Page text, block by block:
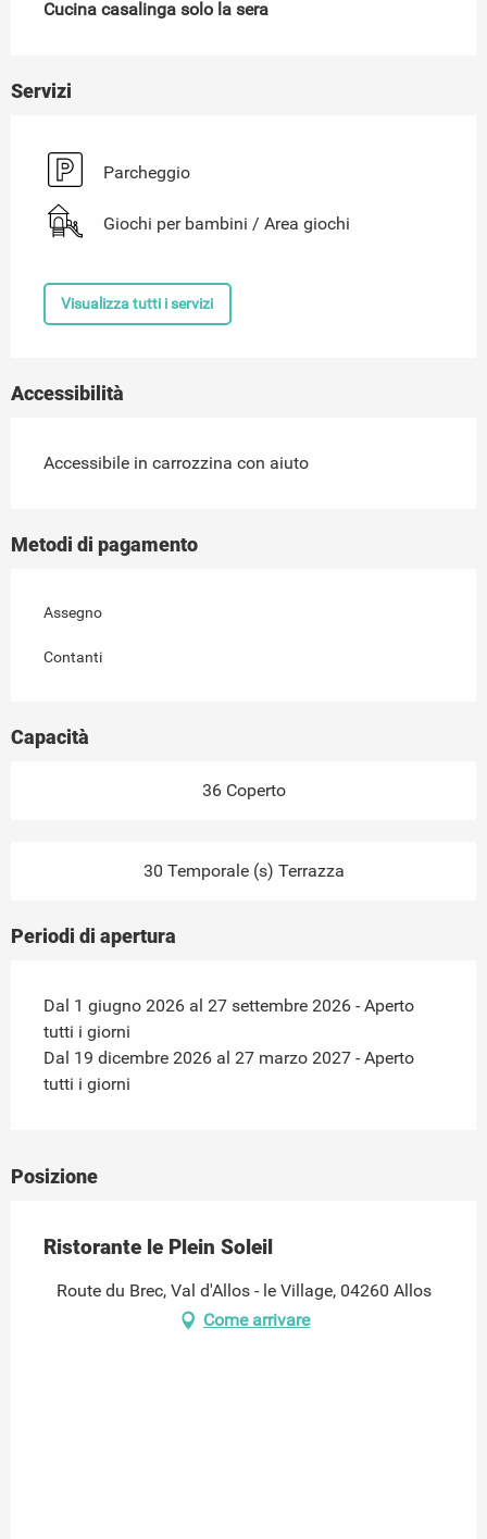
Cucina casalinga solo la sera
Servizi
Parcheggio
Giochi per bambini / Area giochi
Visualizza tutti i servizi
Accessibilità
Accessibile in carrozzina con aiuto
Metodi di pagamento
Assegno
Contanti
Capacità
36 Coperto
30 Temporale (s) Terrazza
Periodi di apertura
Dal 1 giugno 2026 al 27 settembre 2026 - Aperto
tutti i giorni
Dal 19 dicembre 2026 al 27 marzo 2027 - Aperto
tutti i giorni
Posizione
Ristorante le Plein Soleil
Route du Brec, Val d'Allos - le Village, 04260 Allos
Come arrivare